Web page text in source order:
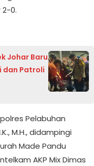
0.
Johar Baru
dan Patroli
Pelabuhan
M.H., didampingi
Made Pandu
AKP Mix Dimas